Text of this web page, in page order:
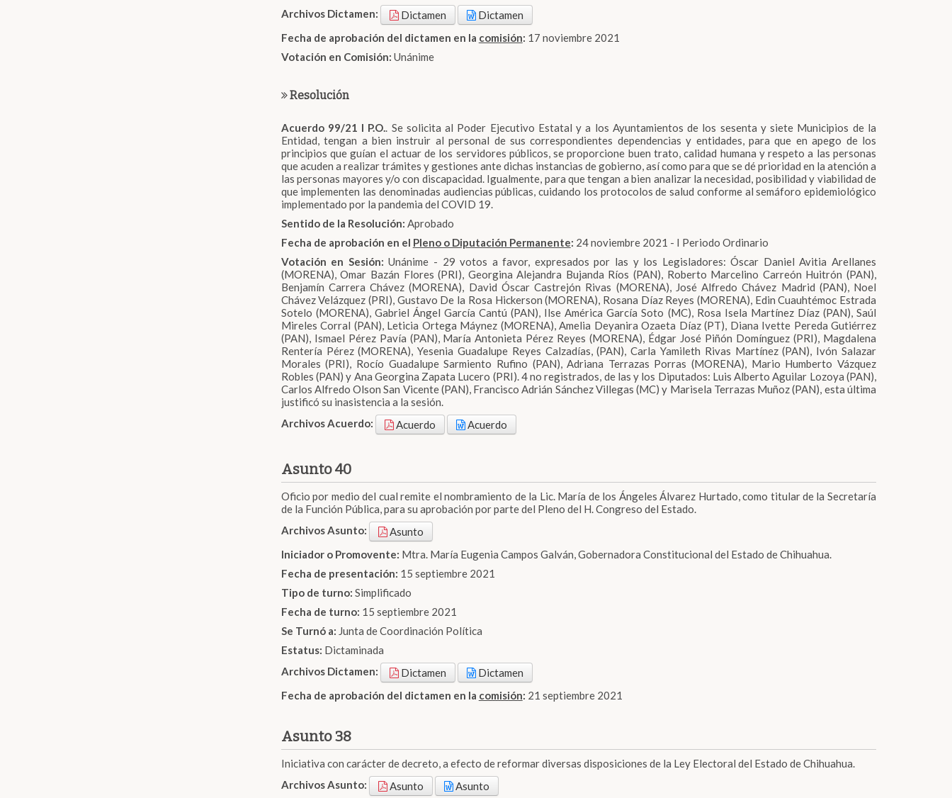
Archivos Dictamen:
Dictamen
Dictamen
Fecha de aprobación del dictamen en la comisión: 17 noviembre 2021
Votación en Comisión: Unánime
Resolución
Acuerdo 99/21 I P.O.. Se solicita al Poder Ejecutivo Estatal y a los Ayuntamientos de los sesenta y siete Municipios de la
Entidad, tengan a bien instruir al personal de sus correspondientes dependencias y entidades, para que en apego de los
principios que guían el actuar de los servidores públicos, se proporcione buen trato, calidad humana y respeto a las personas
que acuden a realizar trámites y gestiones ante dichas instancias de gobierno, así como para que se dé prioridad en la atención a
las personas mayores y/o con discapacidad. Igualmente, para que tengan a bien analizar la necesidad, posibilidad y viabilidad de
que implementen las denominadas audiencias públicas, cuidando los protocolos de salud conforme al semáforo epidemiológico
implementado por la pandemia del COVID 19.
Sentido de la Resolución: Aprobado
Fecha de aprobación en el Pleno o Diputación Permanente: 24 noviembre 2021 - I Periodo Ordinario
Votación en Sesión:Unánime - 29 votos a favor, expresados por las y los Legisladores: Óscar Daniel Avitia Arellanes
(MORENA), Omar Bazán Flores (PRI), Georgina Alejandra Bujanda Ríos (PAN), Roberto Marcelino Carreón Huitrón (PAN),
Benjamín Carrera Chávez (MORENA), David Óscar Castrejón Rivas (MORENA), José Alfredo Chávez Madrid (PAN), Noel
Chávez Velázquez (PRI), Gustavo De la Rosa Hickerson (MORENA), Rosana Díaz Reyes (MORENA), Edin Cuauhtémoc Estrada
Sotelo (MORENA), Gabriel Ángel García Cantú (PAN), Ilse América García Soto (MC), Rosa Isela Martínez Díaz (PAN), Saúl
Mireles Corral (PAN), Leticia Ortega Máynez (MORENA), Amelia Deyanira Ozaeta Díaz (PT), Diana Ivette Pereda Gutiérrez
(PAN), Ismael Pérez Pavía (PAN), María Antonieta Pérez Reyes (MORENA), Édgar José Piñón Domínguez (PRI), Magdalena
Rentería Pérez (MORENA), Yesenia Guadalupe Reyes Calzadías, (PAN), Carla Yamileth Rivas Martínez (PAN), Ivón Salazar
Morales (PRI), Rocío Guadalupe Sarmiento Rufino (PAN), Adriana Terrazas Porras (MORENA), Mario Humberto Vázquez
Robles (PAN) y Ana Georgina Zapata Lucero (PRI). 4 no registrados, de las y los Diputados: Luis Alberto Aguilar Lozoya (PAN),
Carlos Alfredo Olson San Vicente (PAN), Francisco Adrián Sánchez Villegas (MC) y Marisela Terrazas Muñoz (PAN), esta última
justificó su inasistencia a la sesión.
Archivos Acuerdo:
Acuerdo Acuerdo
Asunto 40
Oficio por medio del cual remite el nombramiento de la Lic. María de los Ángeles Álvarez Hurtado, como titular de la Secretaría
de la Función Pública, para su aprobación por parte del Pleno del H. Congreso del Estado.
Archivos Asunto:
Asunto
Iniciador o Promovente: Mtra. María Eugenia Campos Galván, Gobernadora Constitucional del Estado de Chihuahua.
Fecha de presentación: 15 septiembre 2021
Tipo de turno: Simplificado
Fecha de turno: 15 septiembre 2021
Se Turnó a: Junta de Coordinación Política
Estatus: Dictaminada
Archivos Dictamen:
Dictamen
Dictamen
Fecha de aprobación del dictamen en la comisión: 21 septiembre 2021
Asunto 38
Iniciativa con carácter de decreto, a efecto de reformar diversas disposiciones de la Ley Electoral del Estado de Chihuahua.
Archivos Asunto:
Asunto Asunto